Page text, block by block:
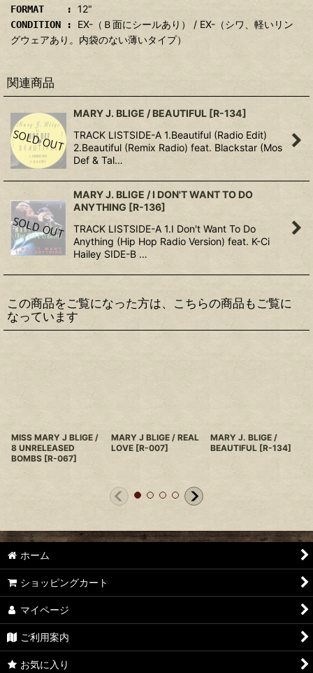
FORMAT : 12"
CONDITION : EX-（Ｂ面にシールあり） / EX-（シワ、軽いリン
グウェアあり。内袋のない薄いタイプ）
関連商品
MARY J. BLIGE / BEAUTIFUL [R-134]
TRACK LISTSIDE-A 1.Beautiful (Radio Edit)
2.Beautiful (Remix Radio) feat. Blackstar (Mos
Def & Tal…
MARY J. BLIGE / I DON'T WANT TO DO
ANYTHING [R-136]
TRACK LISTSIDE-A 1.I Don't Want To Do
Anything (Hip Hop Radio Version) feat. K-Ci
Hailey SIDE-B …
この商品をご覧になった方は、こちらの商品もご覧に
なっています
MISS MARY J BLIGE /
8 UNRELEASED
BOMBS [R-067]
MARY J BLIGE / REAL
LOVE [R-007]
MARY J. BLIGE /
BEAUTIFUL [R-134]
ホーム
ショッピングカート
マイページ
ご利用案内
お気に入り